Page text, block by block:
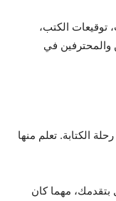
توقيعات الكتب،
والمحترفين في
الكتابة. تعلم منها
بتقدمك، مهما كان